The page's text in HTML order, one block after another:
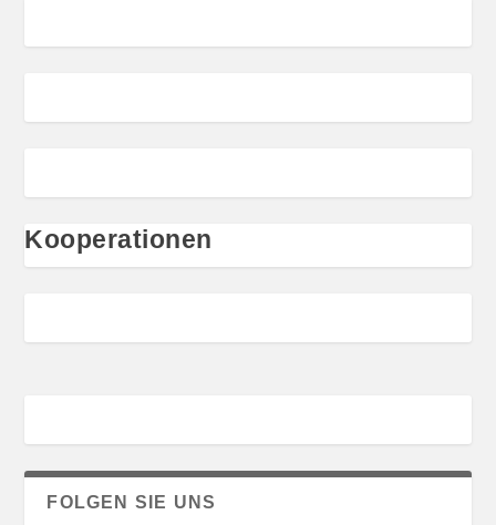
Kooperationen
FOLGEN SIE UNS